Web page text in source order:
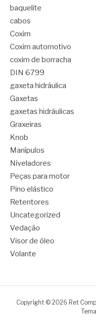
baquelite
cabos
Coxim
Coxim automotivo
coxim de borracha
DIN 6799
gaxeta hidráulica
Gaxetas
gaxetas hidráulicas
Graxeiras
Knob
Manípulos
Niveladores
Peças para motor
Pino elástico
Retentores
Uncategorized
Vedação
Visor de óleo
Volante
Copyright © 2026 Ret